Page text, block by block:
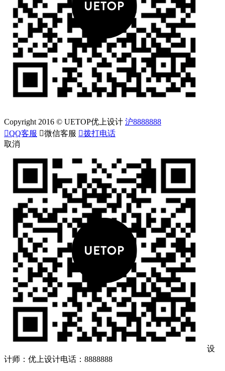
Copyright 2016 © UETOP优上设计 沪8888888
QQ客服 微信客服 拨打电话
取消
设
计师：优上设计电话：8888888